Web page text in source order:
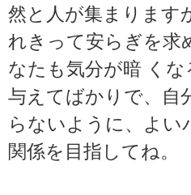
然と人が集まります
れきって安らぎを求
なたも気分が暗 く
与えてばかりで、自
らないように、よ
関係を目指してね。